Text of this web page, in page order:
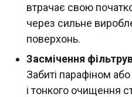
втрачає свою
через сильне
поверхонь.
Засмічення
Забиті парафіном
і тонкого очищення